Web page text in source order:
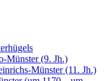
Münster (9. Jh.)
Münster (11. Jh.)